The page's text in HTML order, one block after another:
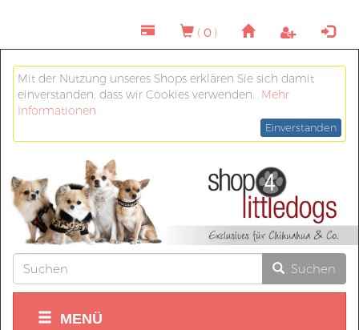
( 0 )
Mit der Nutzung unseres Shops erklären Sie sich damit
einverstanden, dass wir Cookies verwenden. Mehr
Informationen
Einverstanden
Suchen
MENÜ